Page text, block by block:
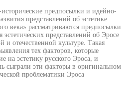
предпосылки и идейно-
представлений об эстетике
века» рассматриваются предпосылки
представлений об Эросе
и отечественной культуре. Такая
тех факторов, которые
на эстетику русского Эроса, и
сыграли эти факторы в оригинальном
проблематики Эроса